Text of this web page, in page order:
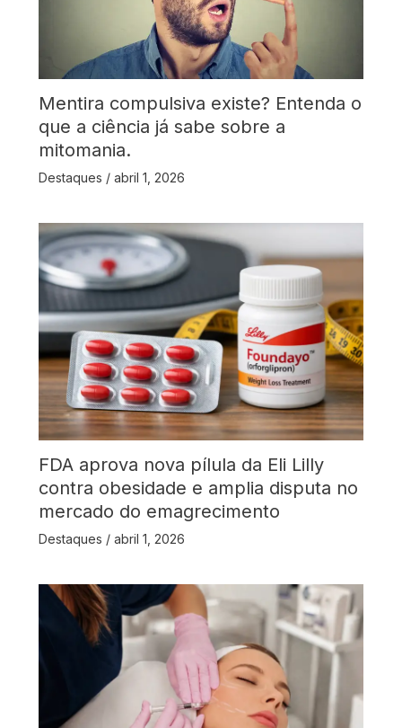
Mentira compulsiva existe? Entenda o
que a ciência já sabe sobre a
mitomania.
Destaques / abril 1, 2026
FDA aprova nova pílula da Eli Lilly
contra obesidade e amplia disputa no
mercado do emagrecimento
Destaques / abril 1, 2026